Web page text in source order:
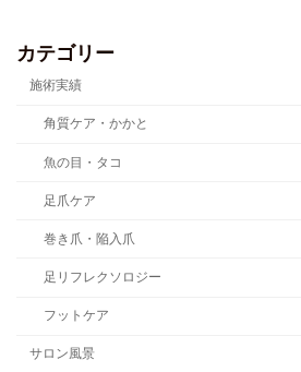
カテゴリー
施術実績
角質ケア・かかと
魚の目・タコ
足爪ケア
巻き爪・陥入爪
足リフレクソロジー
フットケア
サロン風景